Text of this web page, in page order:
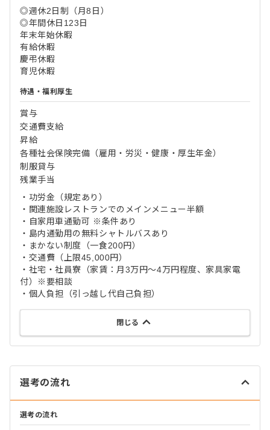
◎週休2日制（月8日）
◎年間休日123日
年末年始休暇
有給休暇
慶弔休暇
育児休暇
待遇・福利厚生
賞与
交通費支給
昇給
各種社会保険完備（雇用・労災・健康・厚生年金）
制服貸与
残業手当
・功労金（規定あり）
・関連施設レストランでのメインメニュー半額
・自家用車通勤可 ※条件あり
・島内通勤用の無料シャトルバスあり
・まかない制度（一食200円）
・交通費（上限45,000円）
・社宅・社員寮（家賃：月3万円～4万円程度、家具家電
付）※要相談
・個人負担（引っ越し代自己負担）
閉じる
選考の流れ
選考の流れ